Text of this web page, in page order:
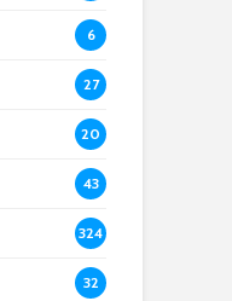
6
27
20
43
324
32